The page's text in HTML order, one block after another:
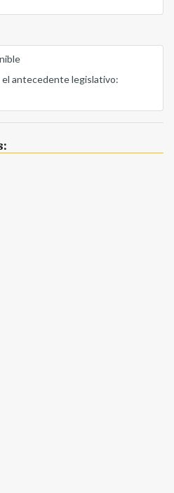
el antecedente legislativo: